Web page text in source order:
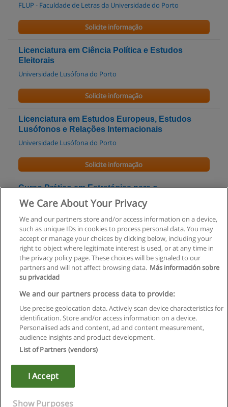
FLUP - Faculdade de Letras da Universidade do Porto
Solicite informação
Licenciatura em Ciência Política e Estudos
Eleitorais
Universidade Lusófona do Porto
Solicite informação
Licenciatura em Estudos Europeus, Estudos
Lusófonos e Relações Internacionais
Universidade Lusófona do Porto
Solicite informação
Curso Prático em Estratégias para o
Desenvolvimento da Fluência Leitora
Solicite informação
Regras de uso
Privacidade de dados
Entrar em contato com Educaedu
Copyright © Educaedu Business S.L. - CIF : B-95610580: -
We Care About Your Privacy
We and our partners store and/or access information on a device,
such as unique IDs in cookies to process personal data. You may
accept or manage your choices by clicking below, including your
right to object where legitimate interest is used, or at any time in
the privacy policy page. These choices will be signaled to our
partners and will not affect browsing data. Más información sobre
su privacidad
We and our partners process data to provide:
Use precise geolocation data. Actively scan device characteristics for
identification. Store and/or access information on a device.
Personalised ads and content, ad and content measurement,
audience insights and product development.
List of Partners (vendors)
I Accept
Show Purposes